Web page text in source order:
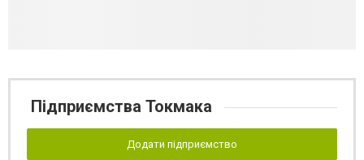
Підприємства Токмака
Додати підприємство